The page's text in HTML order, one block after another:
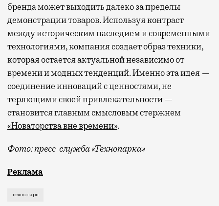
бренда может выходить далеко за пределы
демонстрации товаров. Используя контраст
между историческим наследием и современными
технологиями, компания создает образ техники,
которая остается актуальной независимо от
времени и модных тенденций. Именно эта идея —
соединение инноваций с ценностями, не
теряющими своей привлекательности —
становится главным смысловым стержнем
«Новаторства вне времени».
Фото: пресс-служба «Технопарка»
Рекламные кампании техники редко выходят за
Реклама
технопарк